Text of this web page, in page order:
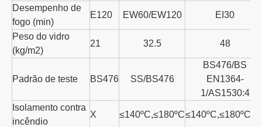
Desempenho de
fogo (min)
E120 EW60/EW120 EI30
Peso do vidro
(kg/m2)
21 32.5 48
Padrão de teste BS476 SS/BS476
BS476/BS
EN1364-
1/AS1530:4
Isolamento contra
incêndio
X ≤140ºC,≤180ºC≤140ºC,≤180ºC